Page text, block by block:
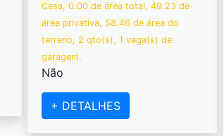
Casa, 0.00 de área total, 49.23 de
área privativa, 58.46 de área do
terreno, 2 qto(s), 1 vaga(s) de
garagem.
Não
+ DETALHES